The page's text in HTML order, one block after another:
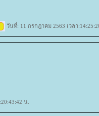
วันที่: 11 กรกฎาคม 2563 เวลา
น.